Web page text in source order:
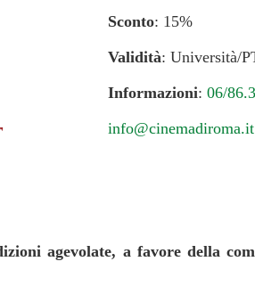
Sconto: 15%
Validità: Università/
Informazioni: 06/
info@cinemadiroma.it
agevolate, a favore della